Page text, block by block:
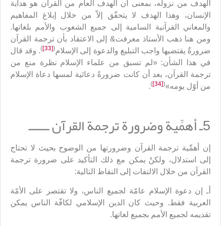
الهدف من نزوله، بمعنى أن الهدف العام من القرآن هو هداية
الإنسان، وهذا الهدف لا يتحقّق إلاّ من خلال إبلاغ المفاهيم
والمعاني القرآنية السامية إلى جميع الشعوب والأمم بلغاتها.
ومن هنا ذهب الأستاذ معرفت& إلى الاعتقاد بأن ترجمة القرآن
ضرورةٌ يقتضيها واجب التبليغ والدعوة إلى الإسلام(
[33]
). وقد قال
في هذا الشأن: «لم تسبق من علماء الإسلام نظرة منع من
ترجمة القرآن، بعد أن كانت ضرورةً دعائية لمسها دعاة الإسلام
من أوّل يومه»(
[34]
)
.
5ـ أهمِّية وضرورة ترجمة القرآن ــــــ
إن أهمِّية ترجمة القرآن وضرورتها من الوضوح بحيث لا تحتاج
إلى استدلال، ولكنْ يمكن مع ذلك التأكيد على ضرورة ترجمة
القرآن من خلال الالتفات إلى النقاط التالية:
أـ إن دعوة الإسلام عامّة لجميع الناس، ولا تقتصر على الأمّة
العربية فقط. وحيث كان الدين الإسلامي لكافّة الناس يمكن
تقديمه لجميع الأمم بجميع لغاتها.